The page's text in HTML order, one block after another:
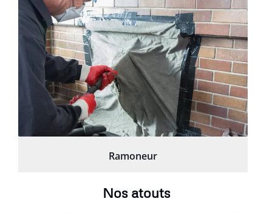
Ramoneur
Nos atouts